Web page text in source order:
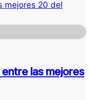
las mejores